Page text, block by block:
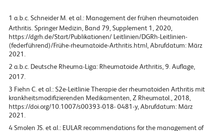
1
Schneider M. et al.: Management der frühen rheumatoiden
Arthritis. Springer Medizin, Band 79, Supplement 1, 2020,
https://dgrh.de/Start/Publikationen/ Leitlinien/DGRh-Leitlinien-
(federführend)/Frühe-rheumatoide-Arthritis.html, Abrufdatum: März
2021.
2
Deutsche Rheuma-Liga: Rheumatoide Arthritis, 9. Auflage,
2017.
3 Fiehn C. et al.: S2e-Leitlinie Therapie der rheumatoiden Arthritis mit
krankheitsmodifizierenden Medikamenten, Z Rheumatol., 2018,
https://doi.org/10.1007/s00393-018- 0481-y, Abrufdatum: März
2021.
4 Smolen JS. et al.: EULAR recommendations for the management of